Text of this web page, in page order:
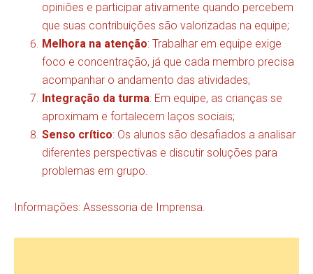
opiniões e participar ativamente quando percebem
que suas contribuições são valorizadas na equipe;
Melhora na atenção: Trabalhar em equipe exige
foco e concentração, já que cada membro precisa
acompanhar o andamento das atividades;
Integração da turma: Em equipe, as crianças se
aproximam e fortalecem laços sociais;
Senso crítico: Os alunos são desafiados a analisar
diferentes perspectivas e discutir soluções para
problemas em grupo.
Informações: Assessoria de Imprensa.